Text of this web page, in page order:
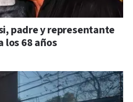
padre y representante
los 68 años